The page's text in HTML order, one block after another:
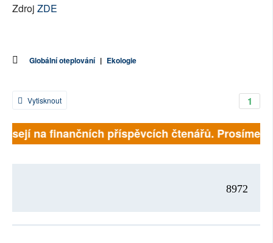
Zdroj ZDE
Globální oteplování | Ekologie
1
Vytisknout
na finančních příspěvcích čtenářů. Prosíme,
8972